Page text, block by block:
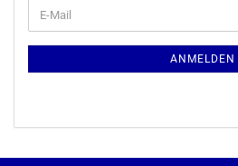
ZUR
E-
Mail
ANMELDEN